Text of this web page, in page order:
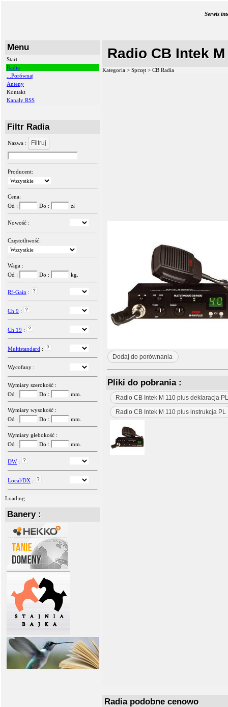
Serwis
Menu
Start
Radia
...Porównaj
Anteny
Kontakt
Kanały RSS
Filtr Radia
Nazwa : Filtruj
Producent:
Cena:
Od :
Do : zł
Nowość :
Częstotliwość:
Waga :
Od :
Do : kg.
Rf-Gain :
Ch 9 :
Ch 19 :
Multistandard :
Wycofany :
Wymiary szerokość :
Od :
Do : mm.
Wymiary wysokość :
Od :
Do : mm.
Wymiary głebokość :
Od :
Do : mm.
DW:
Local/DX :
Loading
Banery :
Radio CB Intek
Kategoria > Sprzęt > CB Radia
Dodaj do porównania
Pliki do pobrania :
Radio CB Intek M 110 plus deklaracja PL
Radio CB Intek M 110 plus instrukcja PL
Radia podobne cenowo